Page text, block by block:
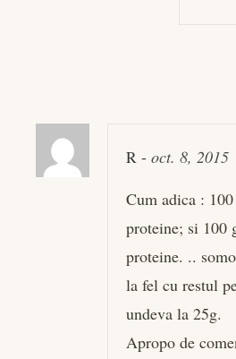
R - oct. 8, 2015
Cum adica :
proteine; si 100
proteine. ..
la fel cu restul
undeva la 25g.
Apropo de